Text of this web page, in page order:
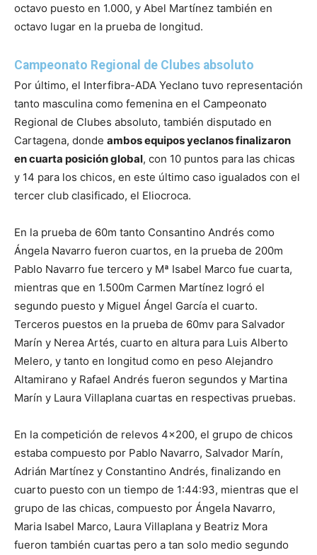
octavo puesto en 1.000, y Abel Martínez también en
octavo lugar en la prueba de longitud.
Campeonato Regional de Clubes absoluto
Por último, el Interfibra-ADA Yeclano tuvo representación
tanto masculina como femenina en el Campeonato
Regional de Clubes absoluto, también disputado en
Cartagena, donde ambos equipos yeclanos finalizaron
en cuarta posición global, con 10 puntos para las chicas
y 14 para los chicos, en este último caso igualados con el
tercer club clasificado, el Eliocroca.
En la prueba de 60m tanto Consantino Andrés como
Ángela Navarro fueron cuartos, en la prueba de 200m
Pablo Navarro fue tercero y Mª Isabel Marco fue cuarta,
mientras que en 1.500m Carmen Martínez logró el
segundo puesto y Miguel Ángel García el cuarto.
Terceros puestos en la prueba de 60mv para Salvador
Marín y Nerea Artés, cuarto en altura para Luis Alberto
Melero, y tanto en longitud como en peso Alejandro
Altamirano y Rafael Andrés fueron segundos y Martina
Marín y Laura Villaplana cuartas en respectivas pruebas.
En la competición de relevos 4×200, el grupo de chicos
estaba compuesto por Pablo Navarro, Salvador Marín,
Adrián Martínez y Constantino Andrés, finalizando en
cuarto puesto con un tiempo de 1:44:93, mientras que el
grupo de las chicas, compuesto por Ángela Navarro,
Maria Isabel Marco, Laura Villaplana y Beatriz Mora
fueron también cuartas pero a tan solo medio segundo